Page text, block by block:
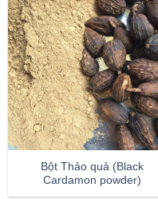
Bột Thảo quả (Black
Cardamon powder)